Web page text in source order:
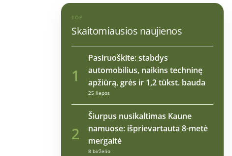
TOP
Skaitomiausios naujienos
1
Pasiruoškite: stabdys
automobilius, naikins techninę
apžiūrą, grės ir 1,2 tūkst. bauda
25 liepos
2
Šiurpus nusikaltimas Kaune
namuose: išprievartauta 8-metė
mergaitė
8 birželio